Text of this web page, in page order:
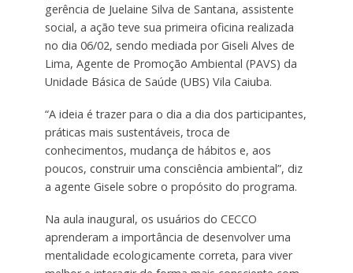
gerência de Juelaine Silva de Santana, assistente
social, a ação teve sua primeira oficina realizada
no dia 06/02, sendo mediada por Giseli Alves de
Lima, Agente de Promoção Ambiental (PAVS) da
Unidade Básica de Saúde (UBS) Vila Caiuba.
“A ideia é trazer para o dia a dia dos participantes,
práticas mais sustentáveis, troca de
conhecimentos, mudança de hábitos e, aos
poucos, construir uma consciência ambiental”, diz
a agente Gisele sobre o propósito do programa.
Na aula inaugural, os usuários do CECCO
aprenderam a importância de desenvolver uma
mentalidade ecologicamente correta, para viver